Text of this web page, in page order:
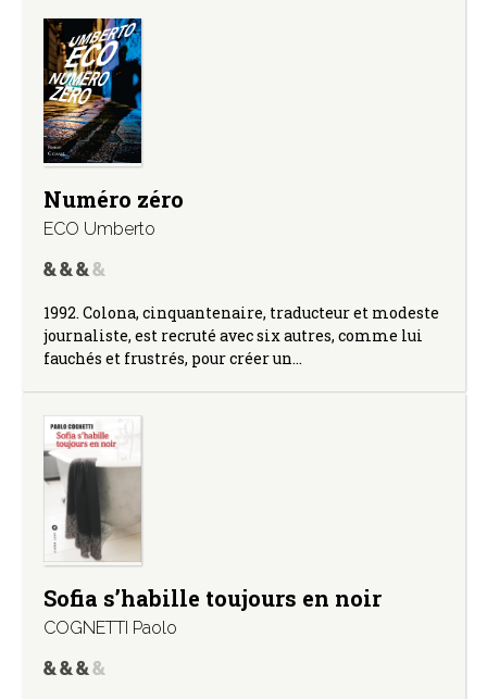
Numéro zéro
ECO Umberto
1992. Colona, cinquantenaire, traducteur et modeste
journaliste, est recruté avec six autres, comme lui
fauchés et frustrés, pour créer un…
Sofia s’habille toujours en noir
COGNETTI Paolo